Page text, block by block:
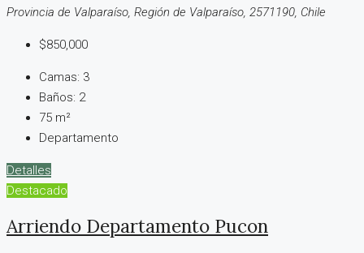
Provincia de Valparaíso, Región de Valparaíso, 2571190, Chile
$850,000
Camas: 3
Baños: 2
75 m²
Departamento
Detalles
Destacado
Arriendo Departamento Pucon